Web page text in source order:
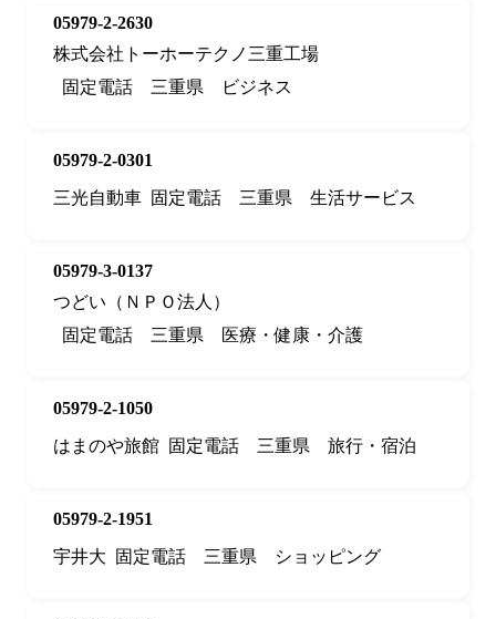
05979-2-2630
株式会社トーホーテクノ三重工場
固定電話
三重県 ビジネス
05979-2-0301
三光自動車 固定電話 三重県 生活サービス
05979-3-0137
つどい（ＮＰＯ法人）
固定電話
三重県 医療・健康・介護
05979-2-1050
はまのや旅館 固定電話 三重県 旅行・宿泊
05979-2-1951
宇井大
固定電話 三重県 ショッピング